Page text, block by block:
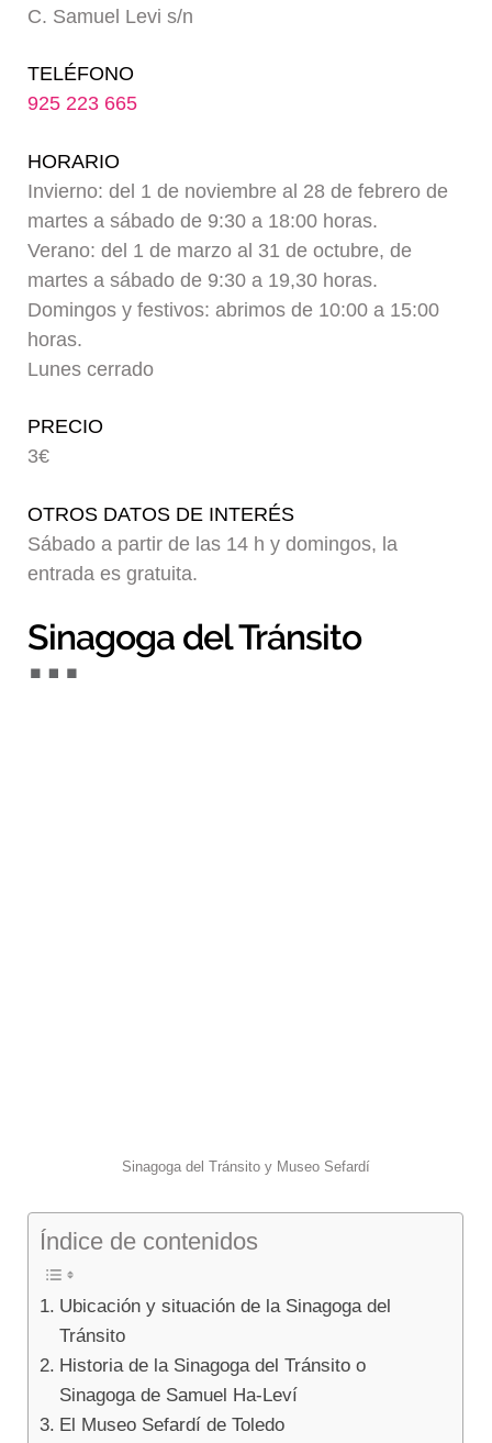
Blog
C. Samuel Levi s/n
TELÉFONO
925 223 665
HORARIO
Invierno: del 1 de noviembre al 28 de febrero de
martes a sábado de 9:30 a 18:00 horas.
Verano: del 1 de marzo al 31 de octubre, de
martes a sábado de 9:30 a 19,30 horas.
Domingos y festivos: abrimos de 10:00 a 15:00
horas.
Lunes cerrado
PRECIO
3€
OTROS DATOS DE INTERÉS
Sábado a partir de las 14 h y domingos, la
entrada es gratuita.
Sinagoga del Tránsito
Sinagoga del Tránsito y Museo Sefardí
Índice de contenidos
Ubicación y situación de la Sinagoga del
Tránsito
Historia de la Sinagoga del Tránsito o
Sinagoga de Samuel Ha-Leví
El Museo Sefardí de Toledo